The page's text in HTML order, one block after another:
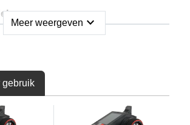
schaal R/C-modelbouwpakket,
lichtgewicht polycarbonaat
uitstekende duurzaamheid en
agressief ontwerp. Er worden
Meer weergeven expand_more
gebruik